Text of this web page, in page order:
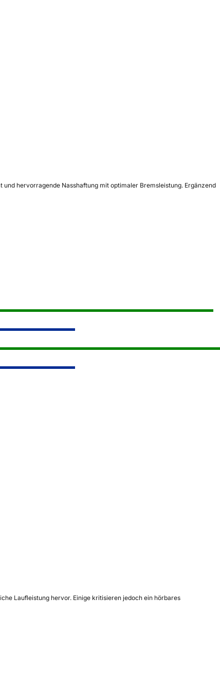
hervorragende Nasshaftung mit optimaler Bremsleistung. Ergänzend
Laufleistung hervor. Einige kritisieren jedoch ein hörbares